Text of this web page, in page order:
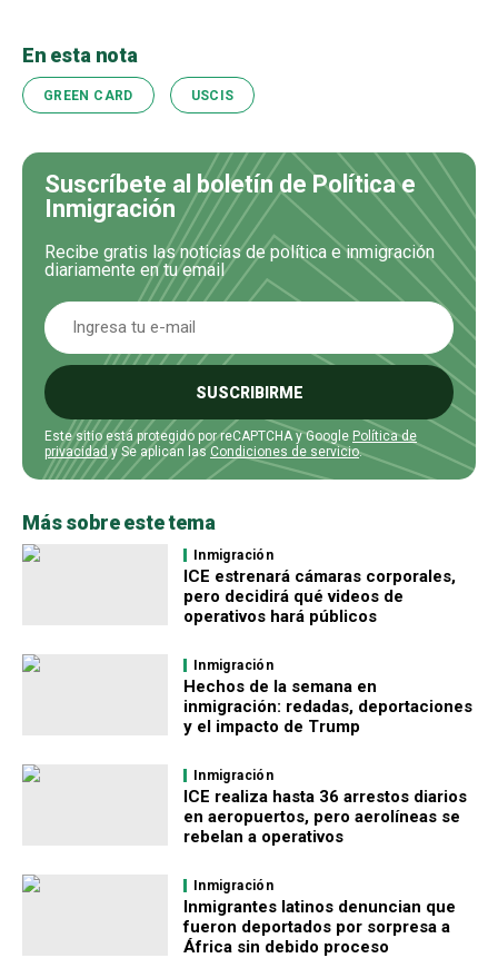
En esta nota
GREEN CARD USCIS
Suscríbete al boletín de Política e
Inmigración
Recibe gratis las noticias de política e inmigración
diariamente en tu email
SUSCRIBIRME
Este sitio está protegido por reCAPTCHA y Google Política de
privacidad y Se aplican lasCondiciones de servicio.
Más sobre este tema
Inmigración
ICE estrenará cámaras corporales,
pero decidirá qué videos de
operativos hará públicos
Inmigración
Hechos de la semana en
inmigración: redadas, deportaciones
y el impacto de Trump
Inmigración
ICE realiza hasta 36 arrestos diarios
en aeropuertos, pero aerolíneas se
rebelan a operativos
Inmigración
Inmigrantes latinos denuncian que
fueron deportados por sorpresa a
África sin debido proceso